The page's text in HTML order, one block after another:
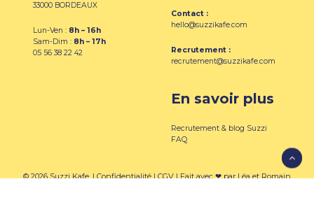
33000 BORDEAUX
Lun-Ven : 8h – 16h
Sam-Dim : 8h – 17h
05 56 38 22 42
Contact :
hello@suzzikafe.com
Recrutement :
recrutement@suzzikafe.com
En savoir plus
Recrutement & blog Suzzi
FAQ
© 2026 Suzzi Kafe. |Confidentialité|CGV| Fait avec ❤ parLéaetRomain